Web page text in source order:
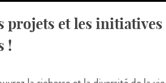
projets et les initiatives
!